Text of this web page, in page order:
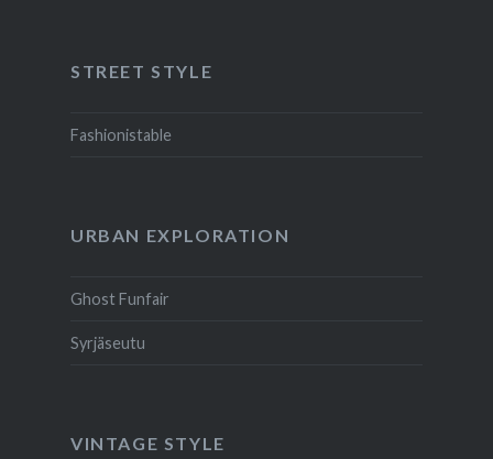
STREET STYLE
Fashionistable
URBAN EXPLORATION
Ghost Funfair
Syrjäseutu
VINTAGE STYLE